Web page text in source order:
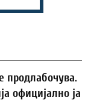
продлабочува.
официјално ја